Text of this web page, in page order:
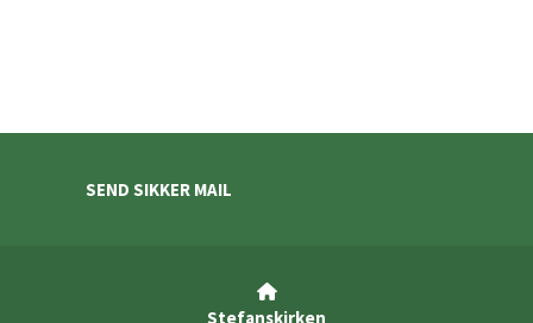
SEND SIKKER MAIL

Stefanskirken